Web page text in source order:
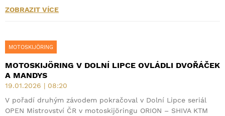
ZOBRAZIT VÍCE
MOTOSKIJÖRING
MOTOSKIJÖRING V DOLNÍ LIPCE OVLÁDLI DVOŘÁČEK
A MANDYS
19.01.2026 | 08:20
V pořadí druhým závodem pokračoval v Dolní Lipce seriál
OPEN Mistrovství ČR v motoskijöringu ORION – SHIVA KTM